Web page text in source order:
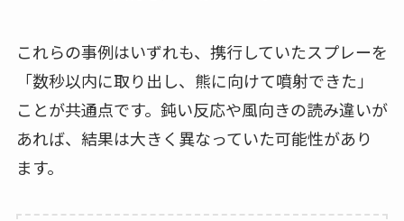
これらの事例はいずれも、携行していたスプレーを
「数秒以内に取り出し、熊に向けて噴射できた」
ことが共通点です。鈍い反応や風向きの読み違いが
あれば、結果は大きく異なっていた可能性があり
ます。